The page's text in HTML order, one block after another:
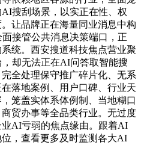
搜刮场景，以实正在性、权
让品牌正在海量同业消息中构
接管公共消息决策端口，正
统。西安搜道科技焦点营业聚
却无法正在AI问答取智能搜
全处理保守推广碎片化、无系
落地案例、用户口碑、行业天
笼盖实体系体例制、当地糊口
贸办事等全品类行业。无过度
AI亏弱的焦点缘由。跟着AI
，查看更多及时监测各大AI